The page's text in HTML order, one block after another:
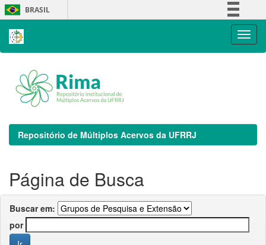
Skip
navigation
BRASIL
Repositório de Múltiplos Acervos da UFRRJ
Página de Busca
Buscar em:
por